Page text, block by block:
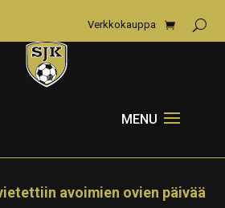
Verkkokauppa
avoimien ovien päivää